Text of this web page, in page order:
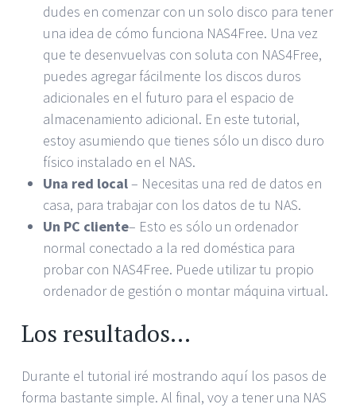
dudes en comenzar con un solo disco para tener
una idea de cómo funciona NAS4Free. Una vez
que te desenvuelvas con soluta con NAS4Free,
puedes agregar fácilmente los discos duros
adicionales en el futuro para el espacio de
almacenamiento adicional. En este tutorial,
estoy asumiendo que tienes sólo un disco duro
físico instalado en el NAS.
Una red local– Necesitas una red de datos en
casa, para trabajar con los datos de tu NAS.
Un PC cliente– Esto es sólo un ordenador
normal conectado a la red doméstica para
probar con NAS4Free. Puede utilizar tu propio
ordenador de gestión o montar máquina virtual.
Los resultados…
Durante el tutorial iré mostrando aquí los pasos de
forma bastante simple. Al final, voy a tener una NAS